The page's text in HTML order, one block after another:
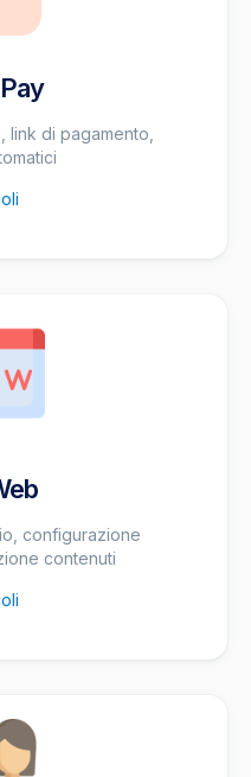
di pagamento,
configurazione
contenuti